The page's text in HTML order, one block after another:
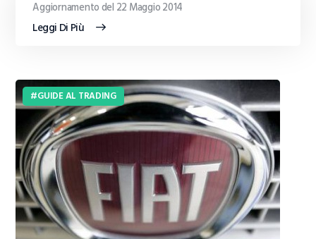
Leggi Di Più
Aggiornamento del 22 Maggio 2014
GUIDE AL TRADING